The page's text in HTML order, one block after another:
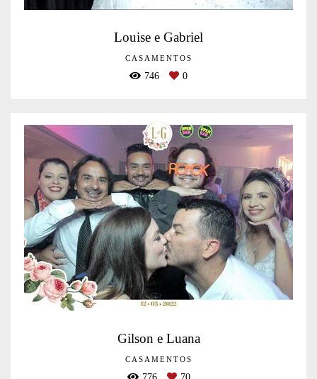
Louise e Gabriel
CASAMENTOS
746 0
Gilson e Luana
CASAMENTOS